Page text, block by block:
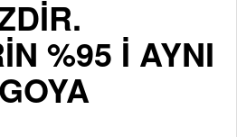
%95 İ AYNI